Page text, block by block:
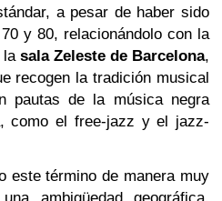
a pesar de haber sido
y 80, relacionándolo con la
la sala Zeleste de Barcelona,
recogen la tradición musical
pautas de la música negra
como el free-jazz y el jazz-
este término de manera muy